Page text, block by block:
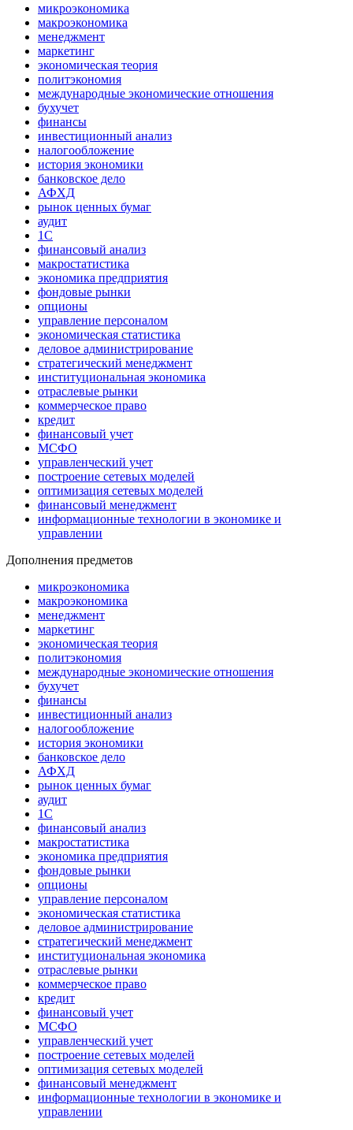
микроэкономика
макроэкономика
менеджмент
маркетинг
экономическая теория
политэкономия
международные экономические отношения
бухучет
финансы
инвестиционный анализ
налогообложение
история экономики
банковское дело
АФХД
рынок ценных бумаг
аудит
1С
финансовый анализ
макростатистика
экономика предприятия
фондовые рынки
опционы
управление персоналом
экономическая статистика
деловое администрирование
стратегический менеджмент
институциональная экономика
отраслевые рынки
коммерческое право
кредит
финансовый учет
МСФО
управленческий учет
построение сетевых моделей
оптимизация сетевых моделей
финансовый менеджмент
информационные технологии в экономике и
управлении
Дополнения предметов
микроэкономика
макроэкономика
менеджмент
маркетинг
экономическая теория
политэкономия
международные экономические отношения
бухучет
финансы
инвестиционный анализ
налогообложение
история экономики
банковское дело
АФХД
рынок ценных бумаг
аудит
1С
финансовый анализ
макростатистика
экономика предприятия
фондовые рынки
опционы
управление персоналом
экономическая статистика
деловое администрирование
стратегический менеджмент
институциональная экономика
отраслевые рынки
коммерческое право
кредит
финансовый учет
МСФО
управленческий учет
построение сетевых моделей
оптимизация сетевых моделей
финансовый менеджмент
информационные технологии в экономике и
управлении